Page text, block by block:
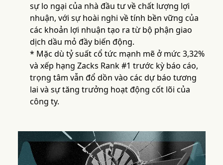
sự lo ngại của nhà đầu tư về chất lượng lợi
nhuận, với sự hoài nghi về tính bền vững của
các khoản lợi nhuận tạo ra từ bộ phận giao
dịch dầu mỏ đầy biến động.
* Mặc dù tỷ suất cổ tức mạnh mẽ ở mức 3,32%
và xếp hạng Zacks Rank #1 trước kỳ báo cáo,
trọng tâm vẫn đổ dồn vào các dự báo tương
lai và sự tăng trưởng hoạt động cốt lõi của
công ty.